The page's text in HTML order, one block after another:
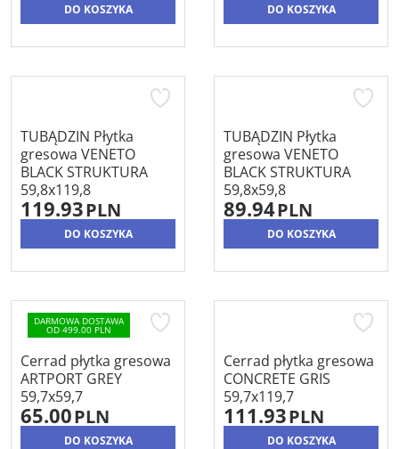
DO KOSZYKA DO KOSZYKA
TUBĄDZIN Płytka
gresowa VENETO
BLACK STRUKTURA
59,8x119,8
119.93PLN
DO KOSZYKA
TUBĄDZIN Płytka
gresowa VENETO
BLACK STRUKTURA
59,8x59,8
89.94PLN
DO KOSZYKA
DARMOWA DOSTAWA
OD 499.00 PLN
Cerrad płytka gresowa
ARTPORT GREY
59,7x59,7
65.00PLN
DO KOSZYKA
Cerrad płytka gresowa
CONCRETE GRIS
59,7x119,7
111.93PLN
DO KOSZYKA